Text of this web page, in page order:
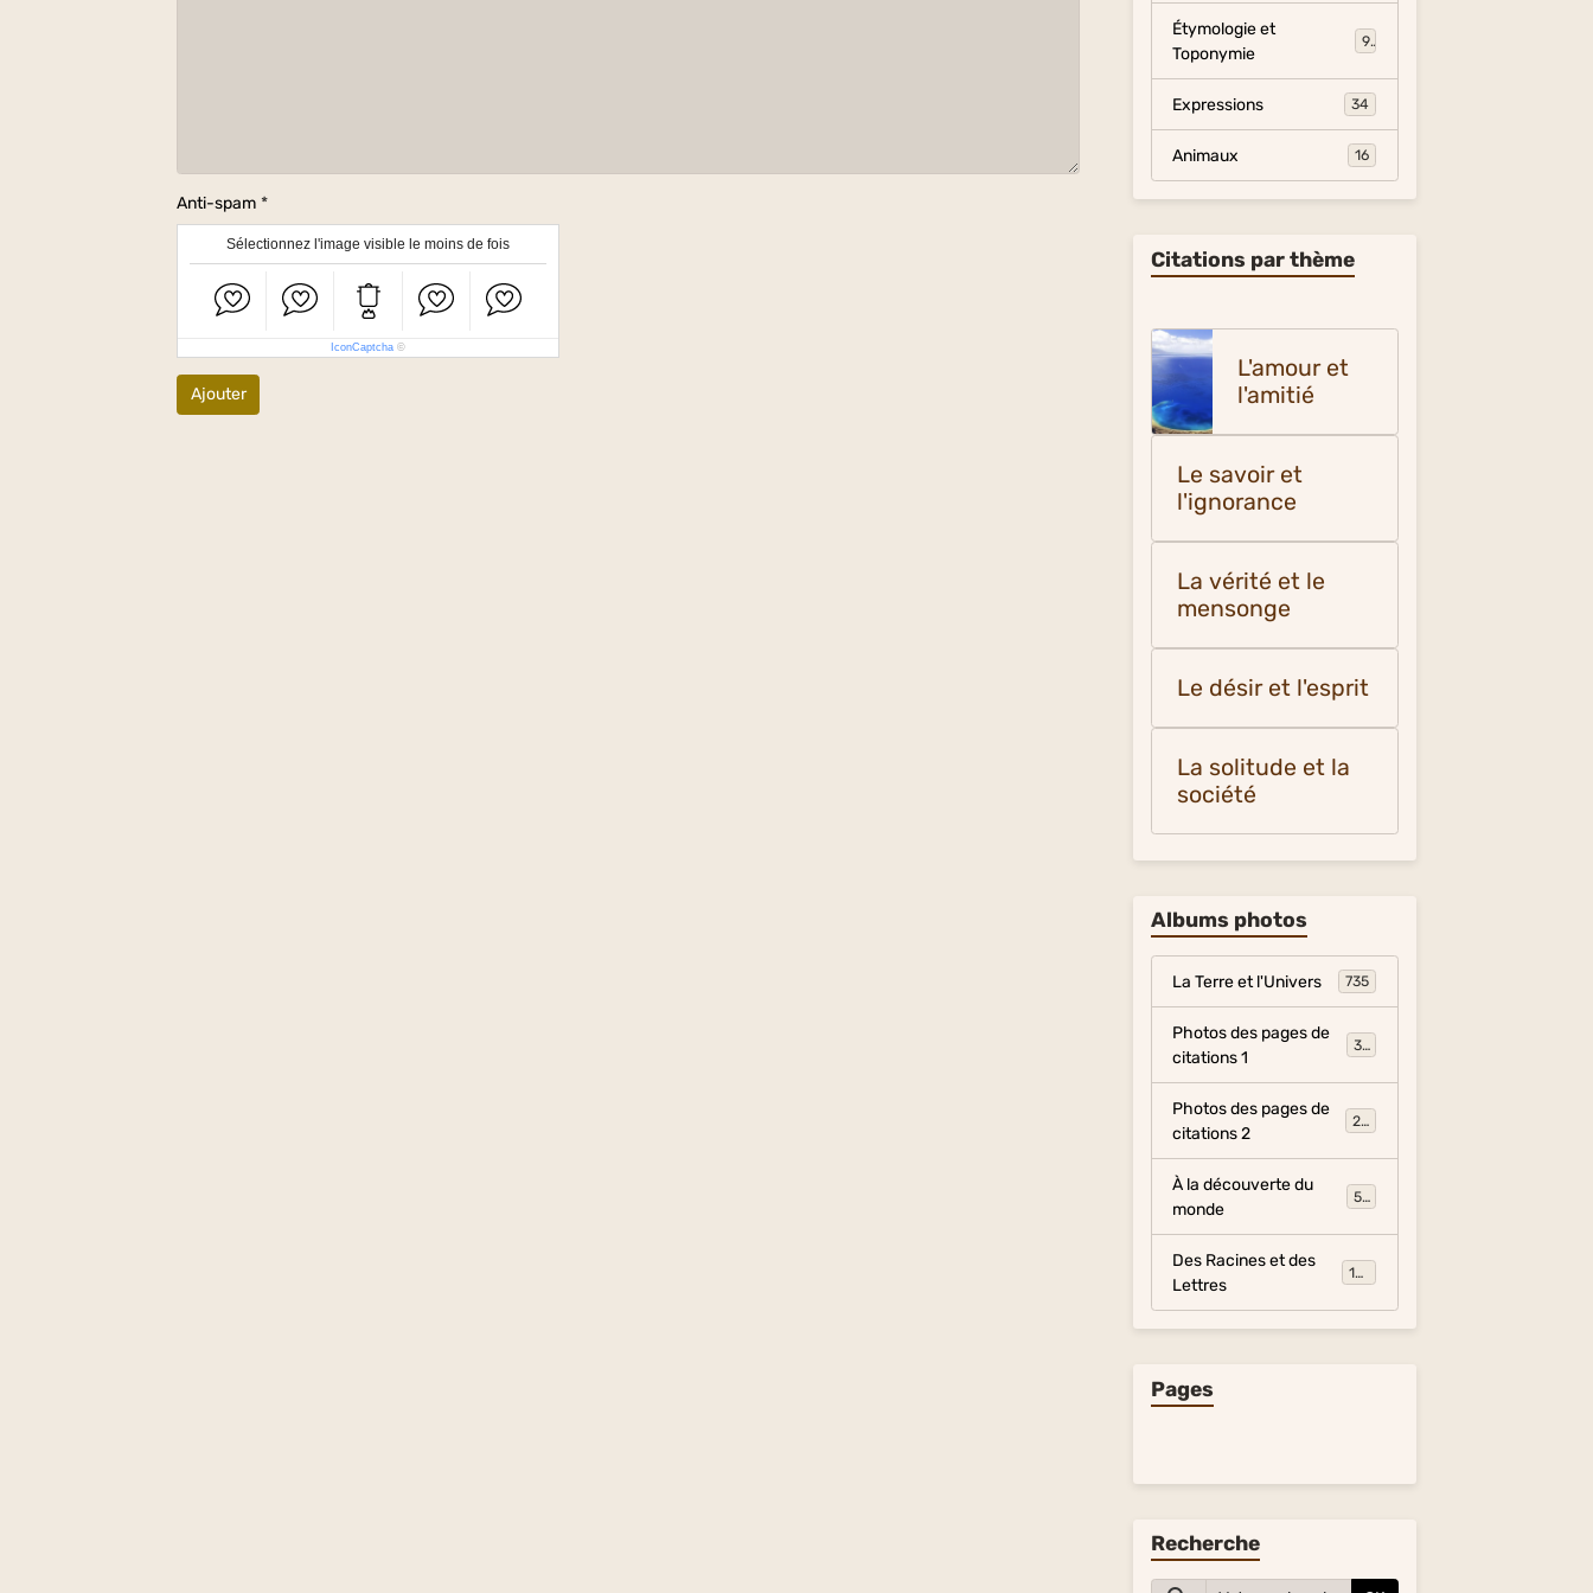
Anti-spam
Sélectionnez l'image visible le moins de fois
IconCaptcha ©
Ajouter
Étymologie et
Toponymie
9
Expressions 34
Animaux 16
Citations par thème
L'amour et
l'amitié
Le savoir et
l'ignorance
La vérité et le
mensonge
Le désir et l'esprit
La solitude et la
société
Albums photos
La Terre et l'Univers 735
Photos des pages de
citations 1
317
Photos des pages de
citations 2
281
À la découverte du
monde
54
Des Racines et des
Lettres
134
Pages
Recherche